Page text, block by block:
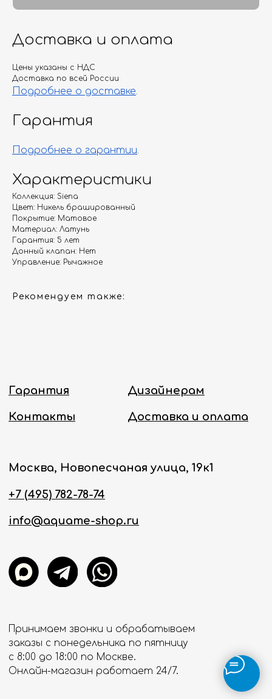
Доставка и оплата
Цены указаны с НДС
Доставка по всей России
Подробнее о доставке.
Гарантия
Подробнее о гарантии.
Характеристики
Коллекция: Siena
Цвет: Никель брашированный
Покрытие: Матовое
Материал: Латунь
Гарантия: 5 лет
Донный клапан: Нет
Управление: Рычажное
Рекомендуем также:
Доставка и оплата
Контакты
Москва, Новопесчаная улица, 19к1
+7 (495) 782-78-74
info@aquame-shop.ru